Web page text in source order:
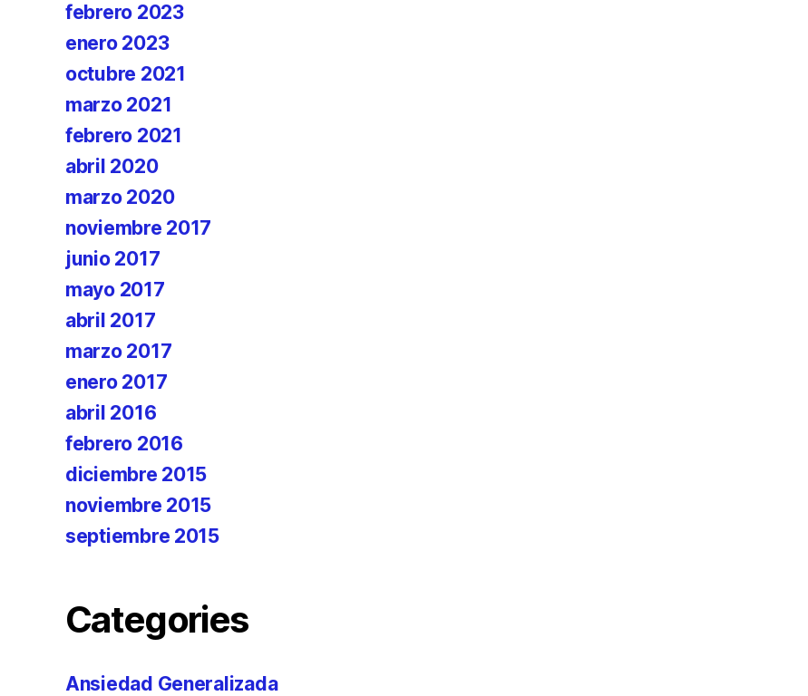
febrero 2023
enero 2023
octubre 2021
marzo 2021
febrero 2021
abril 2020
marzo 2020
noviembre 2017
junio 2017
mayo 2017
abril 2017
marzo 2017
enero 2017
abril 2016
febrero 2016
diciembre 2015
noviembre 2015
septiembre 2015
Categories
Ansiedad Generalizada